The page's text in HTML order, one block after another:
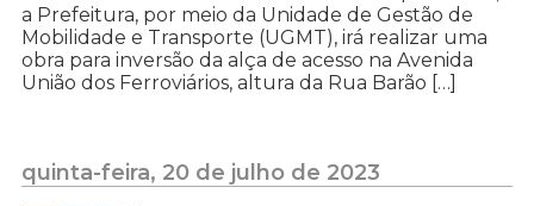
a Prefeitura, por meio da Unidade de Gestão de
Mobilidade e Transporte (UGMT), irá realizar uma
obra para inversão da alça de acesso na Avenida
União dos Ferroviários, altura da Rua Barão […]
quinta-feira, 20 de julho de 2023